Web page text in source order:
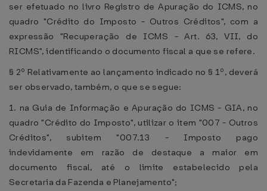
ser efetuado no livro Registro de Apuração do ICMS, no
quadro "Crédito do Imposto - Outros Créditos", com a
expressão "Recuperação de ICMS - Art. 63, VII, do
RICMS", identificando o documento fiscal a que se refere.
§ 2º Relativamente ao lançamento indicado no § 1º, deverá
ser observado, também, o que se segue:
1. na Guia de Informação e Apuração do ICMS - GIA, no
quadro "Crédito do Imposto", utilizar o item "007 - Outros
Créditos", subitem "007.13 - Imposto pago
indevidamente em razão de destaque a maior em
documento fiscal, até o limite estabelecido pela
Secretaria da Fazenda e Planejamento";